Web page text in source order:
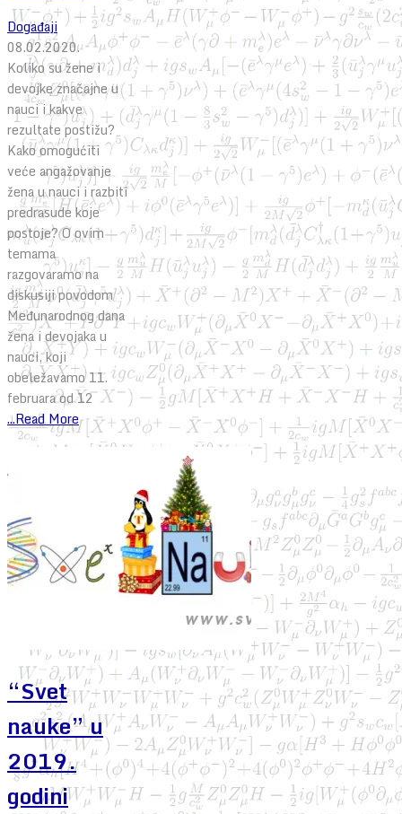
Događaji
08.02.2020.
Koliko su žene i
devojke značajne u
nauci i kakve
rezultate postižu?
Kako omogućiti
veće angažovanje
žena u nauci i razbiti
predrasude koje
postoje? O ovim
temama
razgovaramo na
diskusiji povodom
Međunarodnog dana
žena i devojaka u
nauci, koji
obeležavamo 11.
februara od 12
...Read More
“Svet
nauke” u
2019.
godini